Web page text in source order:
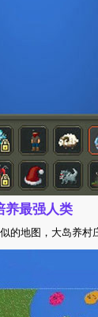
养最强人类
的地图，大岛养村